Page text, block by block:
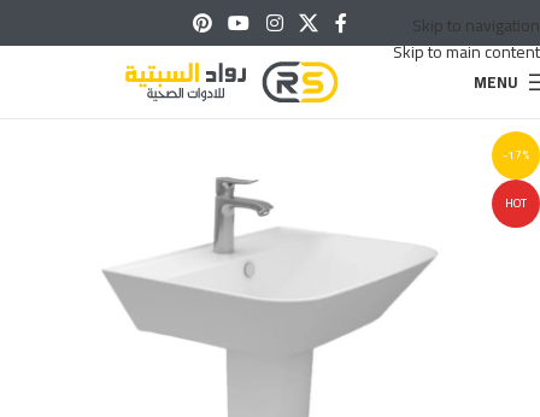
Skip to navigation
Skip to main content
MENU
-17%
HOT